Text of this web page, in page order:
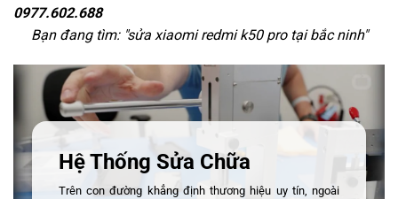
0977.602.688
Bạn đang tìm: "sửa xiaomi redmi k50 pro tại bắc ninh"
Hệ Thống Sửa Chữa
Trên con đường khẳng định thương hiệu uy tín, ngoài